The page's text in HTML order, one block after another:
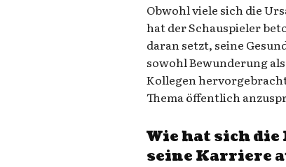
Obwohl viele sich die
hat der Schauspieler
daran setzt, seine
sowohl Bewunderung
Kollegen
Thema öffentlich
Wie hat sich die
seine Karriere